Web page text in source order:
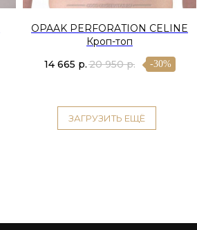
OPAAK PERFORATION CELINE
Кроп-топ
14 665 р.20 950 р. -30%
ЗАГРУЗИТЬ ЕЩЁ